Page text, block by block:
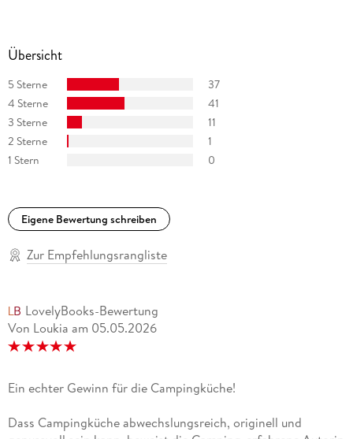
eine große Leidenschaft
und das genussvolle Kochen
in jedem Urlaub.
Übersicht
5 Sterne
37
4 Sterne
41
3 Sterne
11
2 Sterne
1
1 Stern
0
Eigene Bewertung schreiben
Zur Empfehlungsrangliste
LovelyBooks-Bewertung
Von Loukia am 05.05.2026
Ein echter Gewinn für die Campingküche!
Dass Campingküche abwechslungsreich, originell und